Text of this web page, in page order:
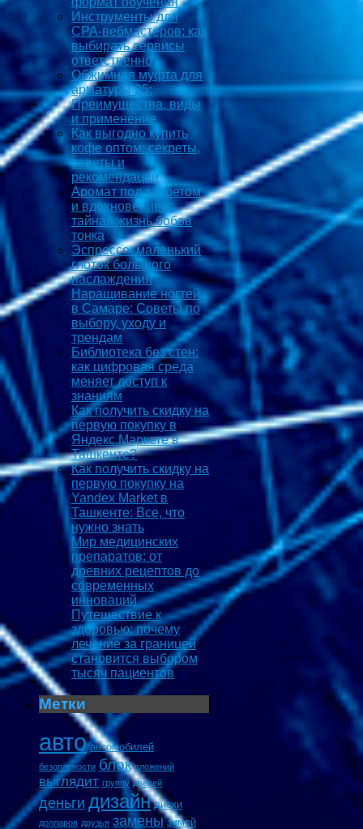
Инструменты для
CPA-вебмастеров: как
выбирать сервисы
ответственно
Обжимная муфта для
арматуры 25:
Преимущества, виды
и применение
Как выгодно купить
кофе оптом: секреты,
советы и
рекомендации
Аромат под запретом
и вдохновением:
тайная жизнь бобов
тонка
Эспрессо: маленький
глоток большого
наслаждения
Наращивание ногтей
в Самаре: Советы по
выбору, уходу и
трендам
Библиотека без стен:
как цифровая среда
меняет доступ к
знаниям
Как получить скидку на
первую покупку в
Яндекс.Маркете в
Ташкенте?
Как получить скидку на
первую покупку на
Yandex Market в
Ташкенте: Все, что
нужно знать
Мир медицинских
препаратов: от
древних рецептов до
современных
инноваций
Путешествие к
здоровью: почему
лечение за границей
становится выбором
тысяч пациентов
Метки
авто автомобилей
безопасности блок вложений
выглядит группу дверей
деньги дизайн диски
долларов друзья замены зимой